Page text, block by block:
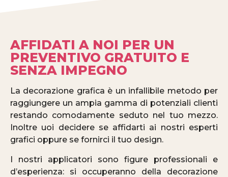
AFFIDATI A NOI PER UN
PREVENTIVO GRATUITO E
SENZA IMPEGNO
La decorazione grafica è un infallibile metodo per
raggiungere un ampia gamma di potenziali clienti
restando comodamente seduto nel tuo mezzo.
Inoltre uoi decidere se affidarti ai nostri esperti
grafici oppure se fornirci il tuo design.
I nostri applicatori sono figure professionali e
d’esperienza: si occuperanno della decorazione